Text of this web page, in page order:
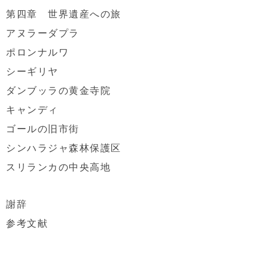
第四章 世界遺産への旅
アヌラーダプラ
ポロンナルワ
シーギリヤ
ダンブッラの黄金寺院
キャンディ
ゴールの旧市街
シンハラジャ森林保護区
スリランカの中央高地
謝辞
参考文献